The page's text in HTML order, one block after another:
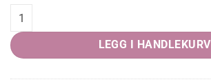
Note Bandana quantity
LEGG I HANDLEKURV